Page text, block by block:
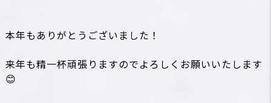
本年もありがとうございました！
来年も精一杯頑張りますのでよろしくお願いいたします
😊